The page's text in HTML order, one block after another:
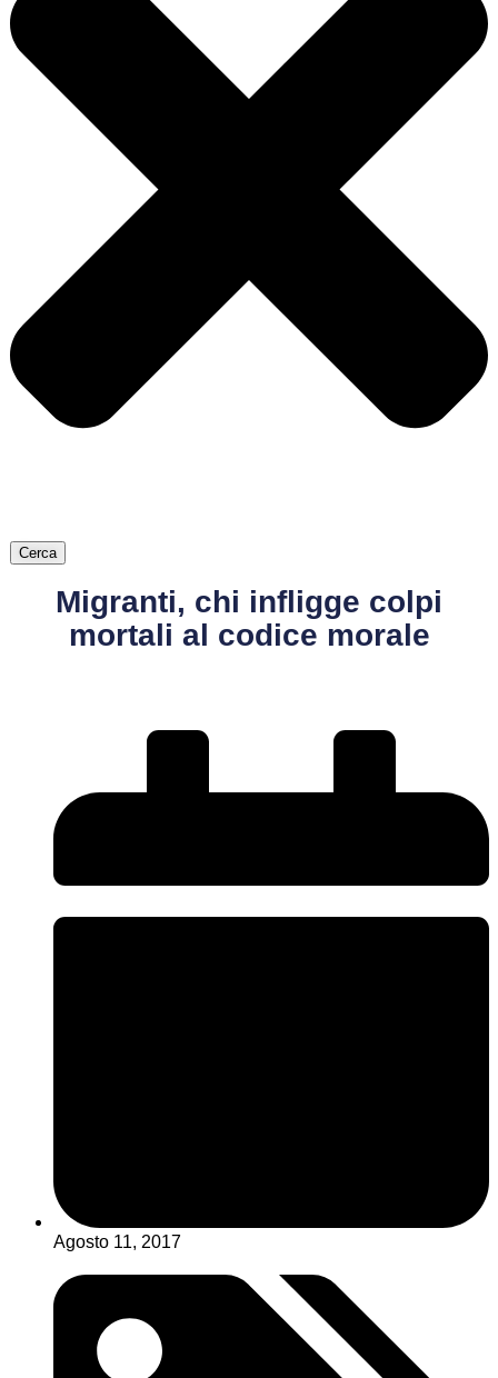
Cerca
Migranti, chi infligge colpi
mortali al codice morale
Agosto 11, 2017